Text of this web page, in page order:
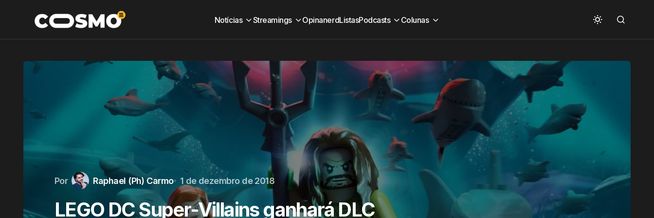
Notícias Streamings OpinanerdListasPodcasts Colunas
Por Raphael (Ph) Carmo 1 de dezembro de 2018
LEGO DC Super-Villains ganhará DLC